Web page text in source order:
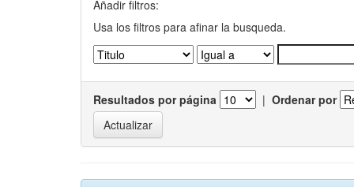
Añadir filtros:
Usa los filtros para afinar la busqueda.
Resultados por página | Ordenar por